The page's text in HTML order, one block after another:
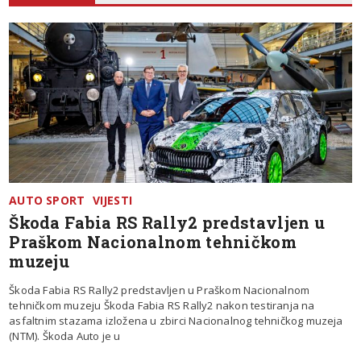
AUTO SPORT VIJESTI
Škoda Fabia RS Rally2 predstavljen u
Praškom Nacionalnom tehničkom
muzeju
Škoda Fabia RS Rally2 predstavljen u Praškom Nacionalnom
tehničkom muzeju Škoda Fabia RS Rally2 nakon testiranja na
asfaltnim stazama izložena u zbirci Nacionalnog tehničkog muzeja
(NTM). Škoda Auto je u